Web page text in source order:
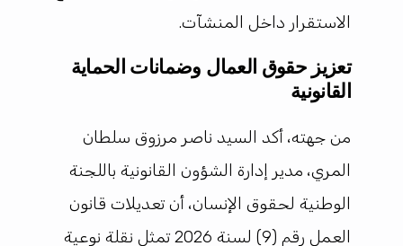
الاستقرار داخل المنشآت.
تعزيز حقوق العمال وضمانات الحماية
القانونية
من جهته، أكد السيد ناصر مرزوق سلطان
المري، مدير إدارة الشؤون القانونية باللجنة
الوطنية لحقوق الإنسان، أن تعديلات قانون
العمل رقم (9) لسنة 2026 تمثل نقلة نوعية